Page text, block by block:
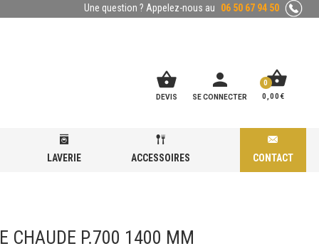
Une question ? Appelez-nous au 06 50 67 94 50
shopping_basket
DEVIS
person
SE CONNECTER
shopping_basket
0,00€
0
LAVERIE ACCESSOIRES CONTACT
CHAUDE P.700 1400 MM